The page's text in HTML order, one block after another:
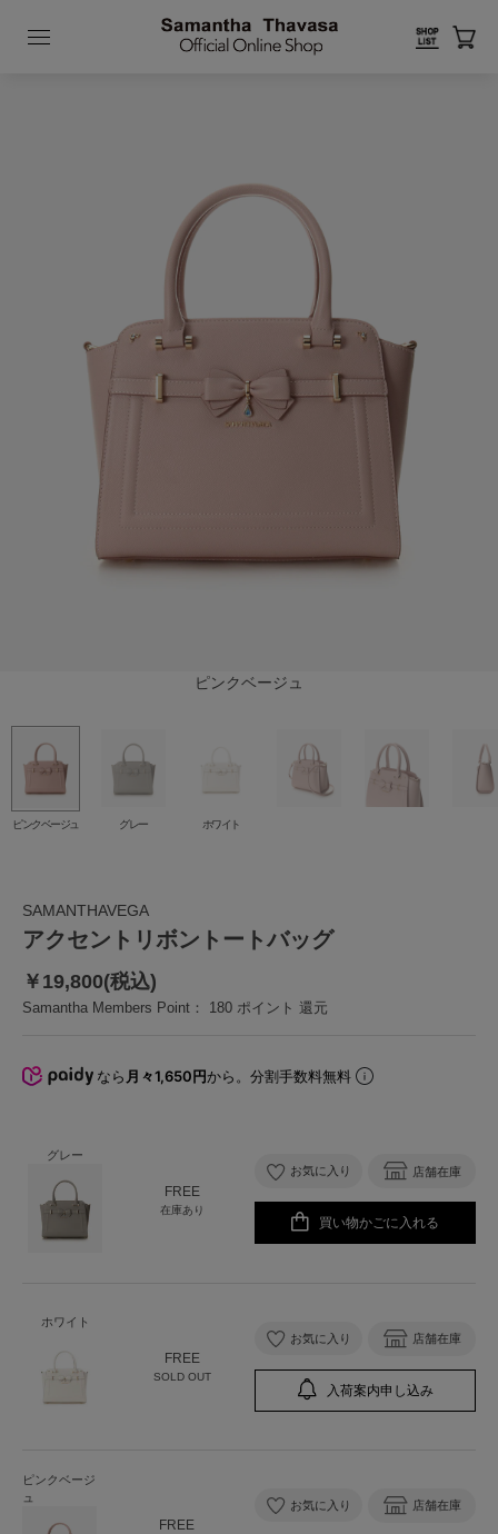
ピンクベージュ
グレー
ホワイト
ピンクベージュ グレー ホワイト
SAMANTHAVEGA
アクセントリボントートバッグ
￥19,800(税込)
Samantha Members Point： 180 ポイント 還元
なら 月々1,650円から。分割手数料無料
グレー
FREE
在庫あり
お気に入り 店舗在庫
買い物かごに入れる
ホワイト
FREE
SOLD OUT
お気に入り 店舗在庫
入荷案内申し込み
ピンクベージ
ュ
FREE
お気に入り 店舗在庫